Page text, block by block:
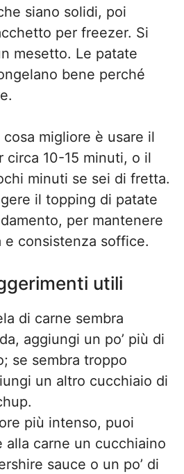
siano solidi, poi
per freezer. Si
mesetto. Le patate
bene perché
cosa migliore è usare il
circa 10-15 minuti, o il
minuti se sei di fretta.
il topping di patate
per mantenere
e consistenza soffice.
utili
di carne sembra
aggiungi un po’ più di
se sembra troppo
un altro cucchiaio di
più intenso, puoi
alla carne un cucchiaino
sauce o un po’ di